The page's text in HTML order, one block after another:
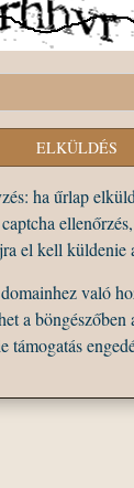
ha űrlap
el kell küldenie
való
a böngészőben
támogatás